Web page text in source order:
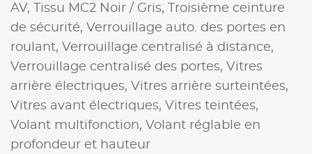
AV,
Tissu MC2 Noir / Gris,
Troisième ceinture
de sécurité, Verrouillage auto. des portes en
roulant, Verrouillage centralisé à distance,
Verrouillage centralisé des portes, Vitres
arrière électriques, Vitres arrière surteintées,
Vitres avant électriques, Vitres teintées,
Volant multifonction, Volant réglable en
profondeur et hauteur